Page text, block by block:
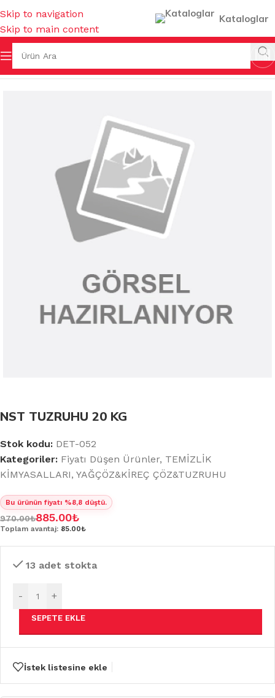
Skip to navigation
Skip to main content
Kataloglar
TEMİZLİK KİMYASALLARI YAĞÇÖZ&KİREÇ ÇÖZ&TUZRUHU
NST TUZRUHU 20 KG
Stok kodu: DET-052
Kategoriler: Fiyatı Düşen Ürünler, TEMİZLİK
KİMYASALLARI, YAĞÇÖZ&KİREÇ ÇÖZ&TUZRUHU
Bu ürünün fiyatı %8,8 düştü.
970.00₺885.00₺
Toplam avantaj: 85.00₺
13 adet stokta
- +
SEPETE EKLE
İstek listesine ekle